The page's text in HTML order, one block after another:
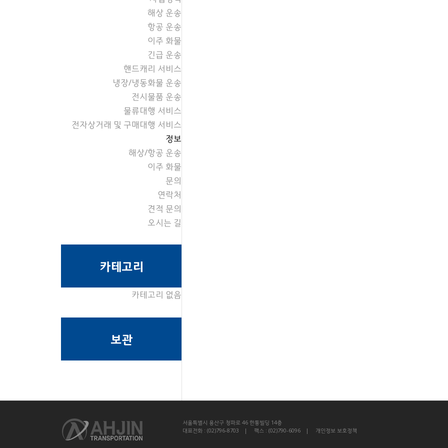
해상 운송
항공 운송
이주 화물
긴급 운송
핸드캐리 서비스
냉장/냉동화물 운송
전시물품 운송
물류대행 서비스
전자상거래 및 구매대행 서비스
정보
해상/항공 운송
이주 화물
문의
연락처
견적 문의
오시는 길
카테고리
카테고리 없음
보관
서울특별시 용산구 청파로 46 한통빌딩 14층
대표전화 : (02)796-8703
팩스 : (02)790-6096 개인정보 보호정책